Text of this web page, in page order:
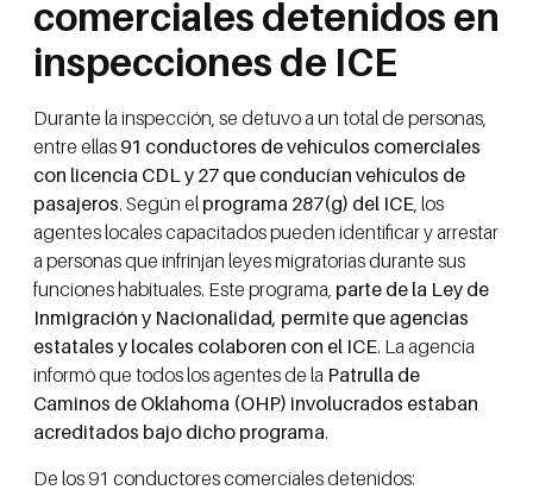
comerciales detenidos en
inspecciones de ICE
Durante la inspección, se detuvo a un total de personas,
entre ellas 91 conductores de vehículos comerciales
con licencia CDL y 27 que conducían vehículos de
pasajeros. Según el programa 287(g) del ICE, los
agentes locales capacitados pueden identificar y arrestar
a personas que infrinjan leyes migratorias durante sus
funciones habituales. Este programa, parte de la Ley de
Inmigración y Nacionalidad, permite que agencias
estatales y locales colaboren con el ICE. La agencia
informó que todos los agentes de la Patrulla de
Caminos de Oklahoma (OHP) involucrados estaban
acreditados bajo dicho programa.
De los 91 conductores comerciales detenidos: